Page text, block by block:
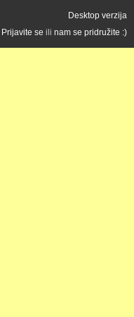
Desktop verzija
Prijavite se ili nam se pridružite :)